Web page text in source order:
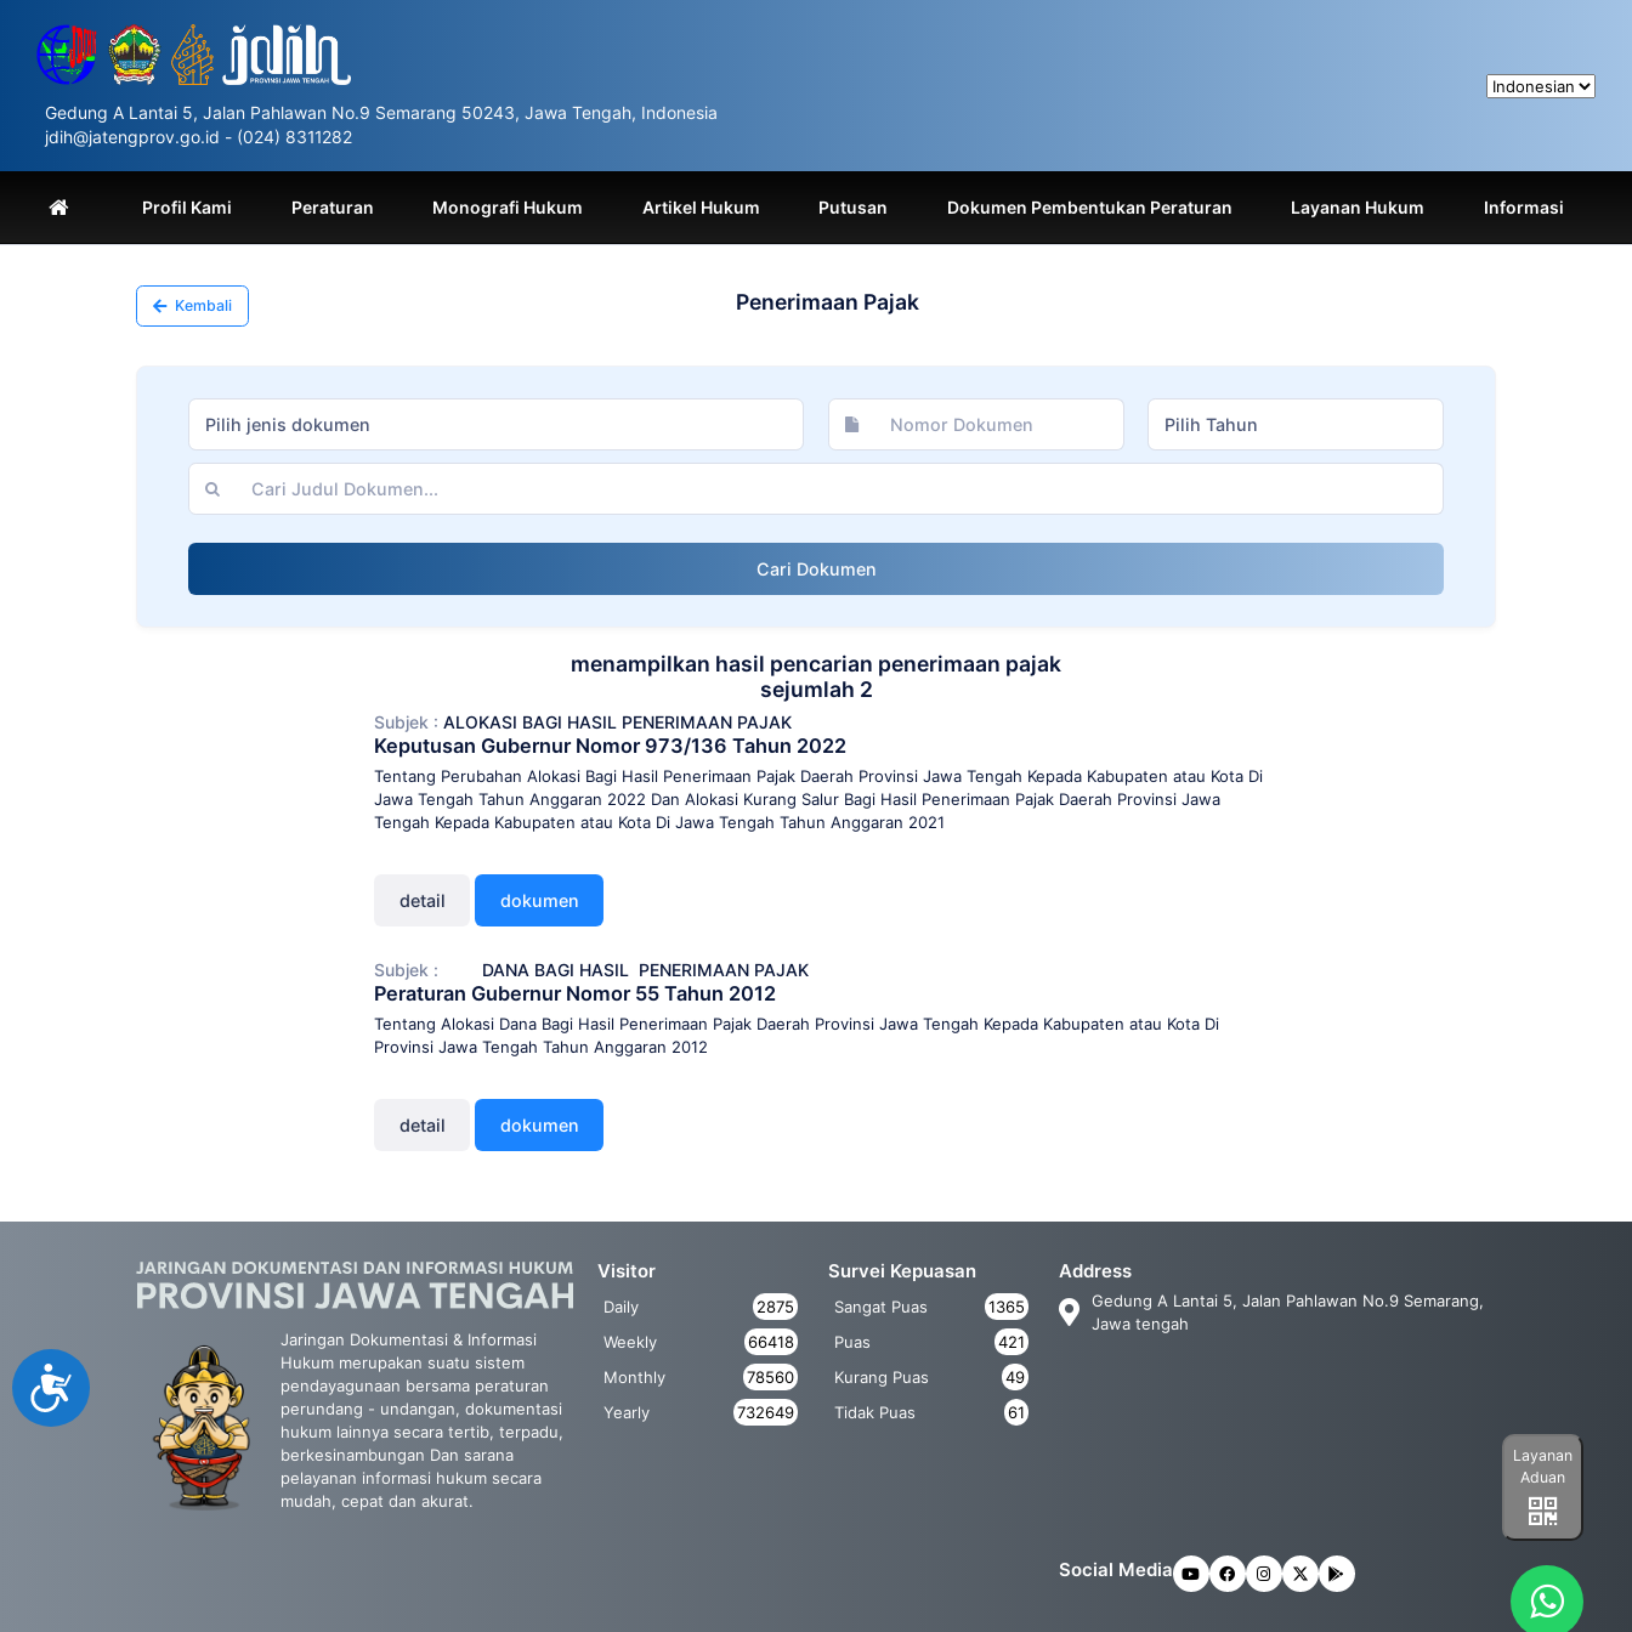
website
includes
accessibility
system.
Control-
F11
Accessibility
Gedung A Lantai 5, Jalan Pahlawan No.9 Semarang 50243, Jawa Tengah, Indonesia
jdih@jatengprov.go.id - (024) 8311282
Profil Kami Peraturan Monografi Hukum Artikel Hukum Putusan Dokumen Pembentukan Peraturan Layanan Hukum Informasi
Kembali Penerimaan Pajak
Pilih jenis dokumen Pilih Tahun
Cari Dokumen
menampilkan hasil pencarian penerimaan pajak
sejumlah 2
Subjek :ALOKASI BAGI HASIL PENERIMAAN PAJAK
Keputusan Gubernur Nomor 973/136 Tahun 2022
Tentang Perubahan Alokasi Bagi Hasil Penerimaan Pajak Daerah Provinsi Jawa Tengah Kepada Kabupaten atau Kota Di
Jawa Tengah Tahun Anggaran 2022 Dan Alokasi Kurang Salur Bagi Hasil Penerimaan Pajak Daerah Provinsi Jawa
Tengah Kepada Kabupaten atau Kota Di Jawa Tengah Tahun Anggaran 2021
detail dokumen
Subjek : DANA BAGI HASIL PENERIMAAN PAJAK
Peraturan Gubernur Nomor 55 Tahun 2012
Tentang Alokasi Dana Bagi Hasil Penerimaan Pajak Daerah Provinsi Jawa Tengah Kepada Kabupaten atau Kota Di
Provinsi Jawa Tengah Tahun Anggaran 2012
detail dokumen
Jaringan Dokumentasi & Informasi
Hukum merupakan suatu sistem
pendayagunaan bersama peraturan
perundang - undangan, dokumentasi
hukum lainnya secara tertib, terpadu,
berkesinambungan Dan sarana
pelayanan informasi hukum secara
mudah, cepat dan akurat.
Visitor
Daily
2875
Weekly
66418
Monthly
78560
Yearly
732649
Survei Kepuasan
Sangat Puas
1365
Puas
421
Kurang Puas
49
Tidak Puas
61
Address
Gedung A Lantai 5, Jalan Pahlawan No.9 Semarang,
Jawa tengah
Social Media
Layanan
Aduan